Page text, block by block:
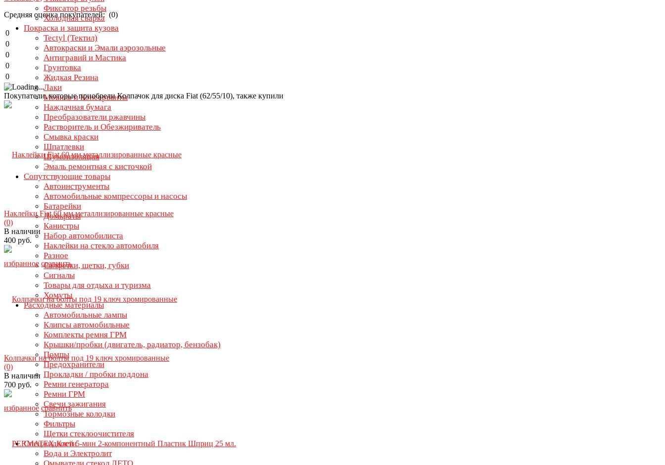
Фиксатор резьбы
Холодная сварка
Покраска и защита кузова
Tectyl (Тектил)
Автокраски и Эмали аэрозольные
Антигравий и Мастика
Грунтовка
Жидкая Резина
Лаки
Мовиль и Консерванты
Наждачная бумага
Преобразователи ржавчины
Растворитель и Обезжириватель
Смывка краски
Шпатлевки
Шумоизоляция
Эмаль ремонтная с кисточкой
Сопутствующие товары
Автоинструменты
Автомобильные компрессоры и насосы
Батарейки
Домкраты
Канистры
Набор автомобилиста
Наклейки на стекло автомобиля
Разное
Салфетки, щетки, губки
Сигналы
Товары для отдыха и туризма
Хомуты
Расходные материалы
Автомобильные лампы
Клипсы автомобильные
Комплекты ремня ГРМ
Крышки/пробки (двигатель, радиатор, бензобак)
Помпы
Предохранители
Прокладки / пробки поддона
Ремни генератора
Ремни ГРМ
Свечи зажигания
Тормозные колодки
Фильтры
Щетки стеклоочистителя
Спецжидкости
Вода и Электролит
Средняя оценка покупателей: (0)
0
0
0
0
0
Покупатели, которые приобрели Колпачок для диска Fiat (62/55/10), также купили
избранное сравнить
Наклейки Fiat 60 мм металлизированные красные
(0)
В наличии
400 руб.
избранное сравнить
Колпачки на болты под 19 ключ хромированные
(0)
В наличии
700 руб.